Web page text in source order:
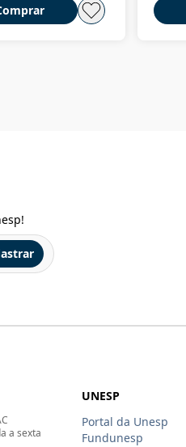
a sexta
UNESP
Portal da Unesp
Fundunesp